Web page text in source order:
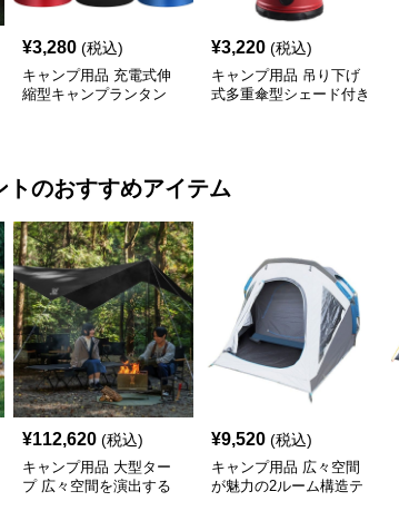
¥3,280 (税込)
キャンプ用品 充電式伸
縮型キャンプランタン
¥3,220 (税込)
キャンプ用品 吊り下げ
式多重傘型シェード付き
トのおすすめアイテム
¥112,620 (税込)
キャンプ用品 大型ター
プ 広々空間を演出する
¥9,520 (税込)
キャンプ用品 広々空間
が魅力の2ルーム構造テ